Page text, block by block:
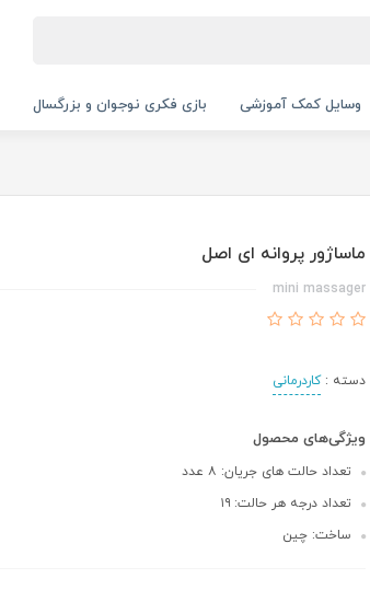
وسایل کمک آموزشی بازی فکری نوجوان و بزرگسال
ماساژور پروانه ای اصل
mini massager
دسته :کاردرمانی
ویژگی‌های محصول
تعداد حالت های جریان: ۸ عدد
تعداد درجه هر حالت: ۱۹
ساخت: چین